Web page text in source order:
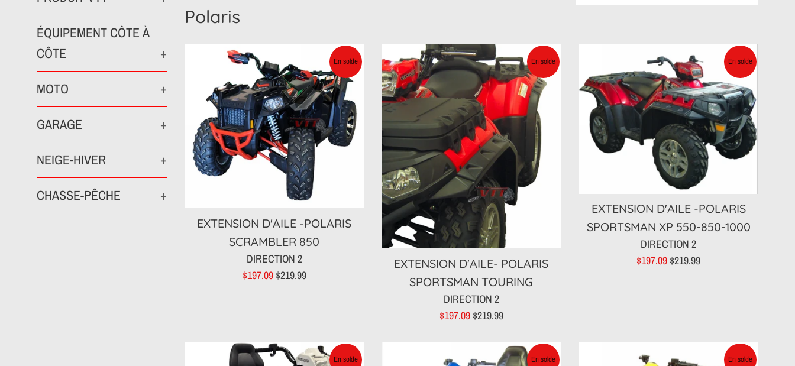
ÉQUIPEMENT CÔTE À
CÔTE
+
MOTO
+
GARAGE
+
NEIGE-HIVER
+
CHASSE-PÊCHE
+
Polaris
EXTENSION D'AILE -POLARIS
SCRAMBLER 850
DIRECTION 2
Prix
$197.09Prix
$219.99
En solde
EXTENSION D'AILE- POLARIS
SPORTSMAN TOURING
DIRECTION 2
Prix
$197.09Prix
$219.99
En solde
EXTENSION D'AILE -POLARIS
SPORTSMAN XP 550-850-1000
DIRECTION 2
Prix
$197.09Prix
$219.99
En solde
En solde En solde En solde